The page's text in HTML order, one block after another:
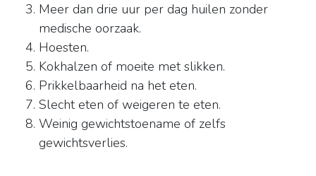
Meer dan drie uur per dag huilen zonder
medische oorzaak.
Hoesten.
Kokhalzen of moeite met slikken.
Prikkelbaarheid na het eten.
Slecht eten of weigeren te eten.
Weinig gewichtstoename of zelfs
gewichtsverlies.